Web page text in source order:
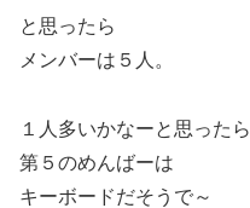
と思ったら
メンバーは５人。
１人多いかなーと思ったら
第５のめんばーは
キーボードだそうで～